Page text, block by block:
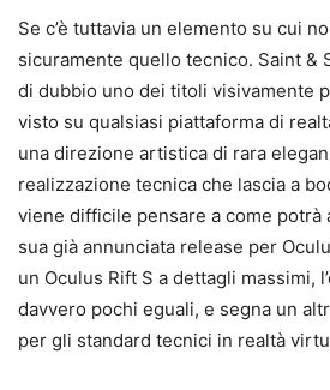
Se c’è tuttavia un elemento su cui
sicuramente quello tecnico. Saint &
di dubbio uno dei titoli visivamente
visto su qualsiasi piattaforma di
una direzione artistica di rara
realizzazione tecnica che lascia a
viene difficile pensare a come
sua già annunciata release per
un Oculus Rift S a dettagli massimi,
davvero pochi eguali, e segna un
per gli standard tecnici in realtà